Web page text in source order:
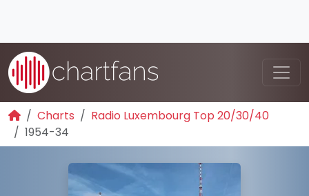
Charts
Radio Luxembourg Top 20/30/40
1954-34